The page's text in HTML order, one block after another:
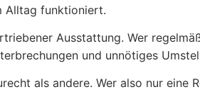
Alltag funktioniert.
Ausstattung. Wer
und unnötiges
als andere. Wer also nur eine